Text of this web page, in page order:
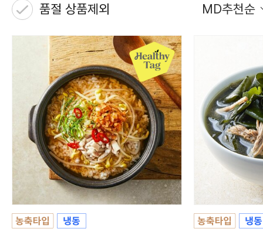
품절 상품제외 MD추천순